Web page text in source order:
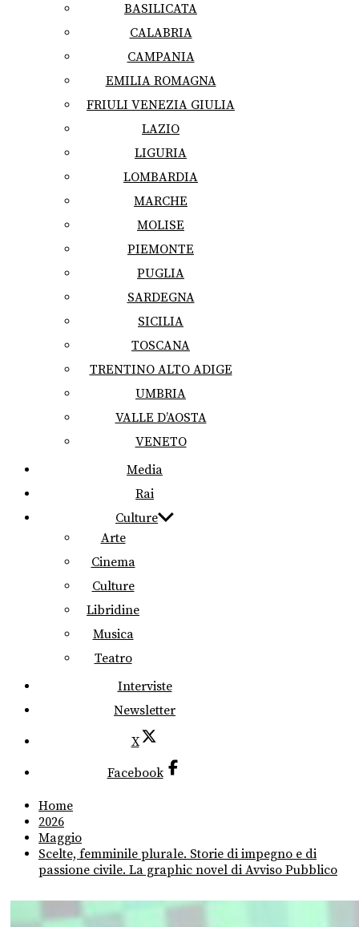
BASILICATA
CALABRIA
CAMPANIA
EMILIA ROMAGNA
FRIULI VENEZIA GIULIA
LAZIO
LIGURIA
LOMBARDIA
MARCHE
MOLISE
PIEMONTE
PUGLIA
SARDEGNA
SICILIA
TOSCANA
TRENTINO ALTO ADIGE
UMBRIA
VALLE D’AOSTA
VENETO
Media
Rai
Culture
Arte
Cinema
Culture
Libridine
Musica
Teatro
Interviste
Newsletter
X
Facebook
Home
2026
Maggio
Scelte, femminile plurale. Storie di impegno e di
passione civile. La graphic novel di Avviso Pubblico